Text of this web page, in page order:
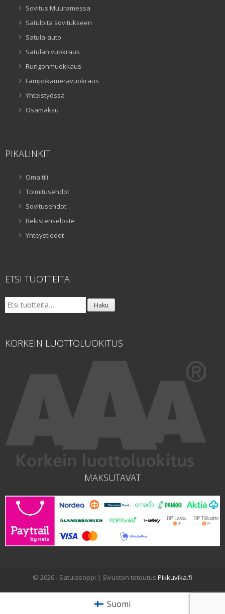
Sovitus Muuramessa
Satuloita sovitukseen
Satula-auto
Satulan vuokraus
Rungonmuokkaus
Lämpökameravuokraus
Yhteistyössä
Osamaksu
PIKALINKIT
Oma tili
Toimitusehdot
Sovitusehdot
Rekisteriseloste
Yhteystiedot
ETSI TUOTTEITA
Etsi: Haku
KORKEIN LUOTTOLUOKITUS
MAKSUTAVAT
© 2026 - Satulasoppi | Sivuston toteutus Pikkuvika.fi
Suomi